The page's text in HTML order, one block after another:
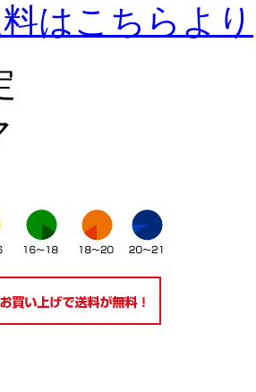
はこちらより